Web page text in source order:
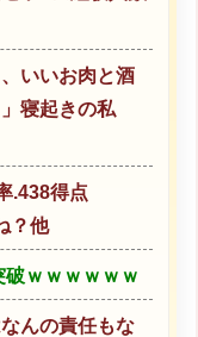
いいお肉と酒
寝起きの私
.438得点
？他
破ｗｗｗｗｗｗ
んの責任もな